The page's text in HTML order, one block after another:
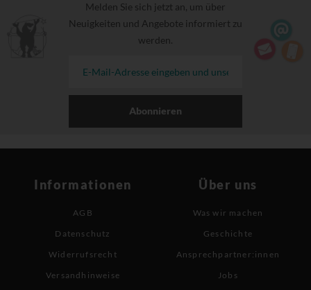
Melden Sie sich jetzt an, um über
Neuigkeiten und Angebote informiert zu
werden.
Abonnieren
Informationen
AGB
Datenschutz
Widerrufsrecht
Versandhinweise
Über uns
Was wir machen
Geschichte
Ansprechpartner:innen
Jobs